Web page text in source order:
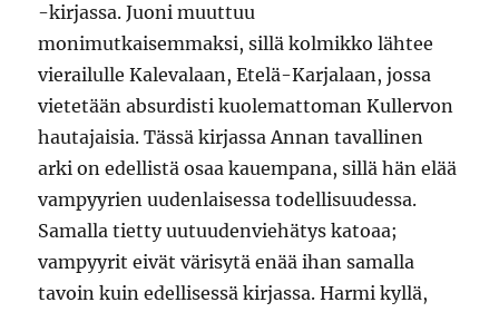
-kirjassa. Juoni muuttuu
monimutkaisemmaksi, sillä kolmikko lähtee
vierailulle Kalevalaan, Etelä-Karjalaan, jossa
vietetään absurdisti kuolemattoman Kullervon
hautajaisia. Tässä kirjassa Annan tavallinen
arki on edellistä osaa kauempana, sillä hän elää
vampyyrien uudenlaisessa todellisuudessa.
Samalla tietty uutuudenviehätys katoaa;
vampyyrit eivät värisytä enää ihan samalla
tavoin kuin edellisessä kirjassa. Harmi kyllä,